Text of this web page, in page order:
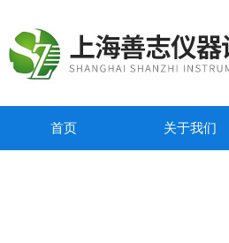
首页 关于我们